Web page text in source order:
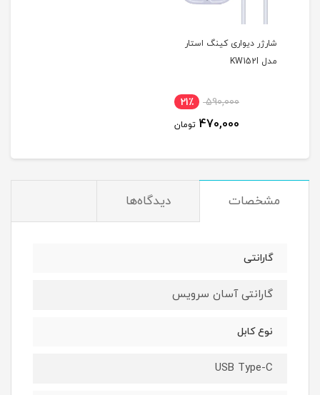
شارژر دیواری کینگ استار
مدل KW152I
590,000 21٪
470,000 تومان
مشخصات دیدگاه‌ها
گارانتی
گارانتی آسان سرویس
نوع کابل
USB Type-C